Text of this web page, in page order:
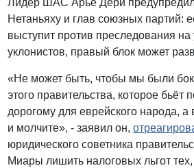
Лидер ШАС Арье Дери
Нетаньяху и глав союзных партий:
выступит против преследования на
уклонистов, правый блок может
«Не может быть, чтобы мы были
этого правительства, которое бьёт
дорогому для еврейского народа, а
и молчите», - заявил он,
юридического советника
Миары лишить налоговых льгот тех,